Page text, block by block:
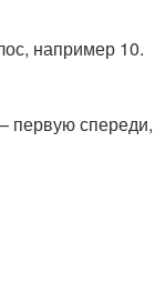
например 10.
первую